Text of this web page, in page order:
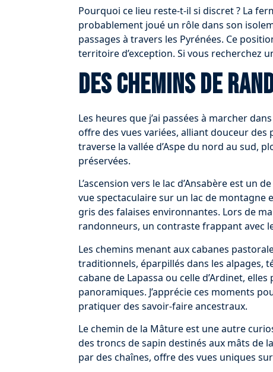
Pourquoi ce lieu reste-t-il si discret ? La
probablement joué un rôle dans son
passages à travers les Pyrénées. Ce
territoire d’exception. Si vous recherchez
Des chemins de
Les heures que j’ai passées à marcher
offre des vues variées, alliant douceur des
traverse la vallée d’Aspe du nord au sud,
préservées.
L’ascension vers le lac d’Ansabère est un
vue spectaculaire sur un lac de montagne
gris des falaises environnantes. Lors de
randonneurs, un contraste frappant avec
Les chemins menant aux cabanes
traditionnels, éparpillés dans les alpages,
cabane de Lapassa ou celle d’Ardinet,
panoramiques. J’apprécie ces moments
pratiquer des savoir-faire ancestraux.
Le chemin de la Mâture est une autre
des troncs de sapin destinés aux mâts de
par des chaînes, offre des vues uniques